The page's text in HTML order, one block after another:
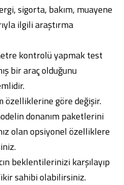
sigorta, bakım, muayene
ilgili araştırma
kontrolü yapmak test
bir araç olduğunu
özelliklerine göre değişir.
donanım paketlerini
olan opsiyonel özelliklere
beklentilerinizi karşılayıp
sahibi olabilirsiniz.